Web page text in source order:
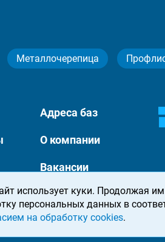
Металлочерепица
Адреса баз
О компании
Вакансии
Контакты
использует куки. Продолжая
персональных данных в
на обработку cookies.